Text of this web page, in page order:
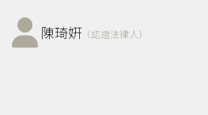
陳琦姸 （認證法律人）